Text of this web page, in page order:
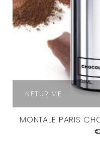
NETURIME
MONTALE PARIS
€